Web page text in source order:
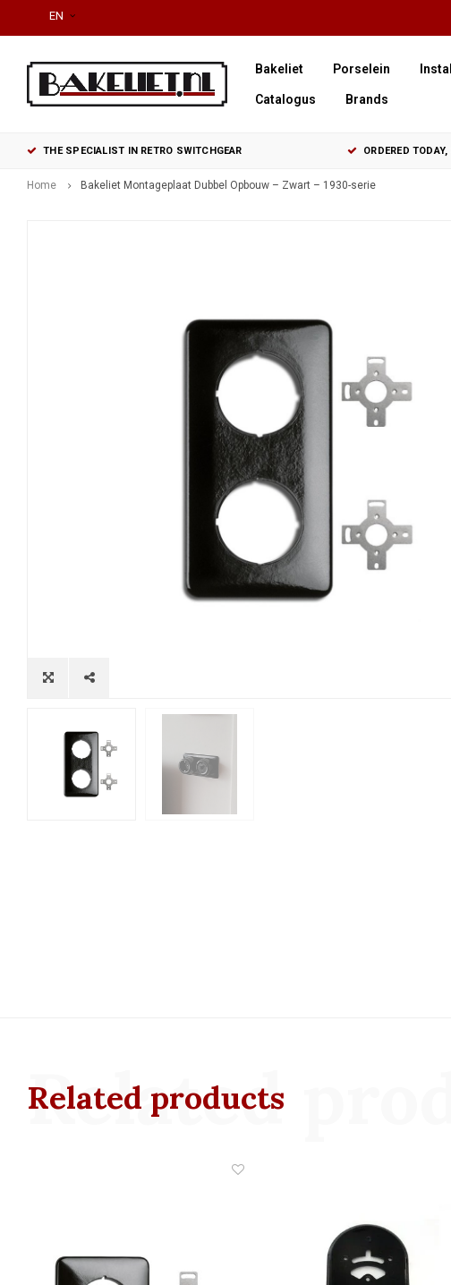
EN
Bakeliet Porselein
Catalogus Brands
THE SPECIALIST IN RETRO SWITCHGEAR ORDERED
Home Bakeliet Montageplaat Dubbel Opbouw – Zwart – 1930-serie
Related products
Related